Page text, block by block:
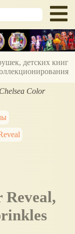
детских книг
Color